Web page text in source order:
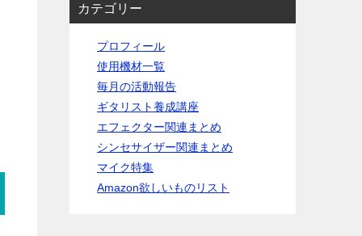
カテゴリー
プロフィール
使用機材一覧
毎月の活動報告
ギタリスト養成講座
エフェクター関連まとめ
シンセサイザー関連まとめ
マイク特集
Amazon欲しいものリスト